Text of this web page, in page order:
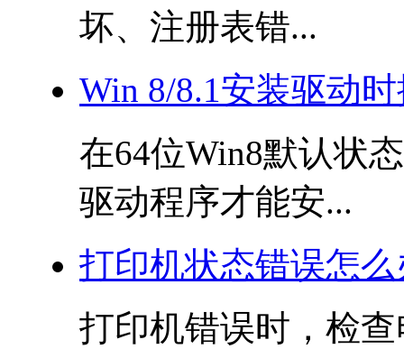
坏、注册表错...
Win 8/8.1安装驱动
在64位Win8默认状
驱动程序才能安...
打印机状态错误怎么
打印机错误时，检